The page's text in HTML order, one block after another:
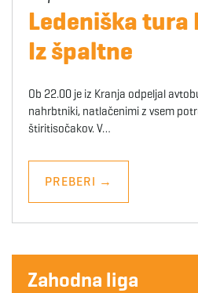
Ledeniška tura
Iz špaltne
Ob 22.00 je iz Kranja odpeljal
nahrbtniki, natlačenimi z vsem
štiritisočakov. V…
PREBERI →
Zahodna liga